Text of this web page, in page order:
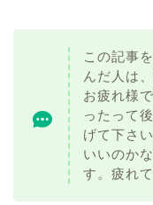
この記事
んだ人は
お疲れ様
ったって
げて下さ
いいのか
す。疲れ